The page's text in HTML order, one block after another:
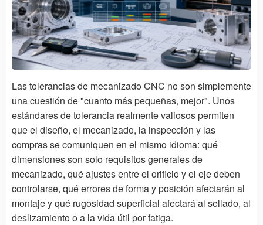
Las tolerancias de mecanizado CNC no son simplemente
una cuestión de "cuanto más pequeñas, mejor". Unos
estándares de tolerancia realmente valiosos permiten
que el diseño, el mecanizado, la inspección y las
compras se comuniquen en el mismo idioma: qué
dimensiones son solo requisitos generales de
mecanizado, qué ajustes entre el orificio y el eje deben
controlarse, qué errores de forma y posición afectarán al
montaje y qué rugosidad superficial afectará al sellado, al
deslizamiento o a la vida útil por fatiga.